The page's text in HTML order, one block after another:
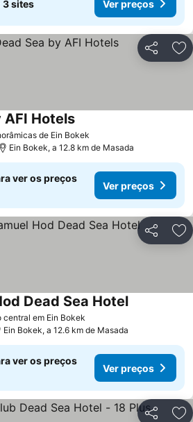
3 sites Ver preços
Partilhar
de Ein Bokek
AFI HotelsVer preços
Ein Bokek, a 12.8 km de Masada
ver os preços
Ver preços
Partilhar
em Ein Bokek
Dead Sea HotelVer preços
Ein Bokek, a 12.6 km de Masada
ver os preços
Ver preços
Partilhar